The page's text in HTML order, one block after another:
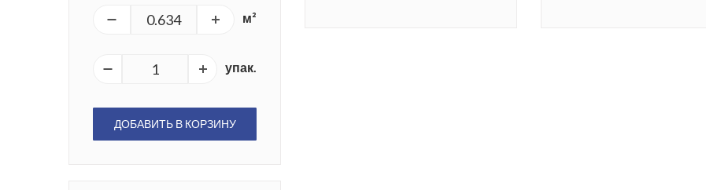
м²
упак.
ДОБАВИТЬ В КОРЗИНУ